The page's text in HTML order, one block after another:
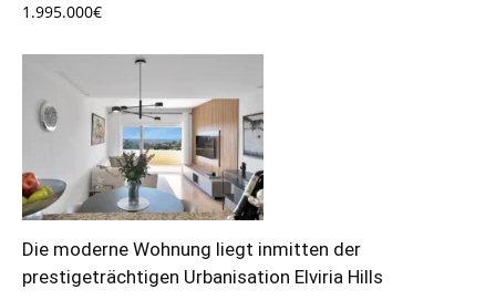
1.995.000€
Die moderne Wohnung liegt inmitten der
prestigeträchtigen Urbanisation Elviria Hills